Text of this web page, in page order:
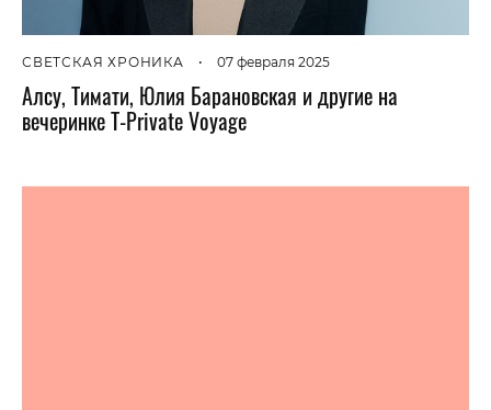
СВЕТСКАЯ ХРОНИКА • 07 февраля 2025
Алсу, Тимати, Юлия Барановская и другие на
вечеринке T-Private Voyage